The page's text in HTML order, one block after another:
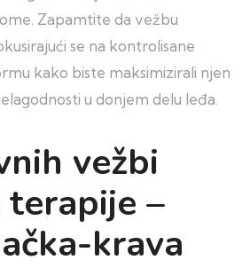
Zapamtite da vežbu
se na kontrolisane
kako biste maksimizirali njen
u donjem delu leđa.
vežbi
–
krava